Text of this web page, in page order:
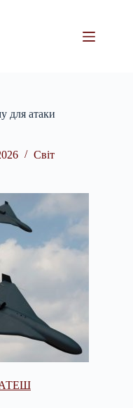
для атаки
Світ